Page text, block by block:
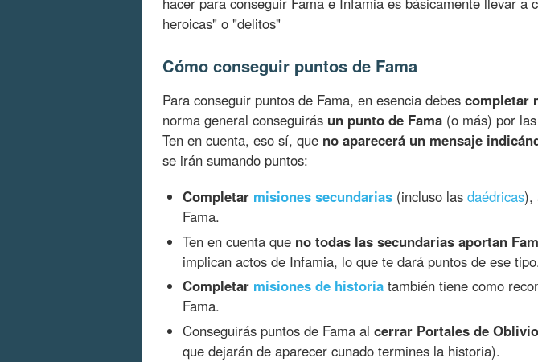
heroicas" o "delitos"
Cómo conseguir puntos de Fama
Para conseguir puntos de Fama, en esencia debes completar
norma general conseguirás un punto de Fama (o más) por
Ten en cuenta, eso sí, que no aparecerá un mensaje
se irán sumando puntos:
Completar misiones secundarias (incluso las daédricas),
Fama.
Ten en cuenta que no todas las secundarias aportan
implican actos de Infamia, lo que te dará puntos de ese
Completar misiones de historia también tiene como
Fama.
Conseguirás puntos de Fama al cerrar Portales de
que dejarán de aparecer cunado termines la historia).